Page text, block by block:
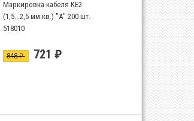
Маркировка кабеля KE2
(1,5...2,5 мм.кв.) "А" 200 шт.
518010
848 ₽ 721 ₽